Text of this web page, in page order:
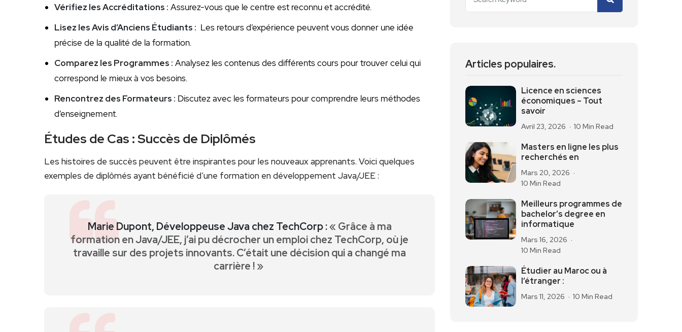
Vérifiez les ⁣Accréditations : Assurez-vous que⁢ le centre est​ reconnu et accrédité.
Lisez les Avis d’Anciens Étudiants : ⁢ Les retours d’expérience peuvent vous donner ​une idée
précise de la qualité de‍ la formation.
Comparez les Programmes ⁢: Analysez les contenus des différents cours pour trouver celui⁣ qui
correspond le mieux ⁢à vos besoins.
Rencontrez⁤ des Formateurs : Discutez avec les formateurs pour comprendre leurs ​méthodes
d’enseignement.
Études de Cas : Succès de Diplômés
Les histoires de ⁢succès peuvent être inspirantes pour ‍les nouveaux apprenants. Voici quelques
exemples de diplômés ayant⁤ bénéficié ​d’une formation en développement Java/JEE :
Marie Dupont,⁣ Développeuse Java⁢ chez TechCorp :« Grâce à‍ ma
formation en ‌Java/JEE, j’ai pu décrocher un ‌emploi chez TechCorp, où je
travaille sur des projets innovants. C’était une décision qui ​a changé ‌ma
carrière ! » ‍
Articles populaires.
Licence en sciences
économiques – Tout
savoir
Avril 23, 2026 10 Min Read
Masters en ligne les plus
recherchés en
Mars 20, 2026
10 Min Read
Meilleurs programmes de
bachelor’s degree en
informatique
Mars 16, 2026
10 Min Read
Étudier au Maroc ou à
l’étranger :
Mars 11, 2026 10 Min Read